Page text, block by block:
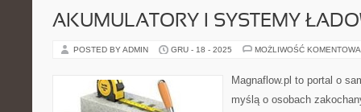
AKUMULATORY I SYSTEMY
POSTED BY ADMIN GRU - 18 - 2025 MOŻLIWOŚĆ
Magnaflow.pl to portal o
myślą o osobach